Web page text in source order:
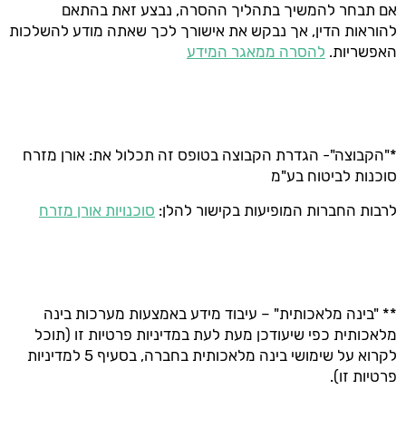
אם תבחר להמשיך בתהליך ההסרה, נבצע זאת בהתאם
להוראות הדין, אך נבקש את אישורך לכך שאתה מודע להשלכות
האפשריות. להסרה ממאגר המידע
*"הקבוצה"- הגדרת הקבוצה בטופס זה תכלול את: אורן מזרח
סוכנות לביטוח בע"מ
לרבות החברות המופיעות בקישור להלן: סוכנויות אורן מזרח
** "בינה מלאכותית" – עיבוד מידע באמצעות מערכות בינה
מלאכותית כפי שיעודכן מעת לעת במדיניות פרטיות זו (תוכל
לקרוא על שימושי בינה מלאכותית בחברה, בסעיף 5 למדיניות
פרטיות זו).